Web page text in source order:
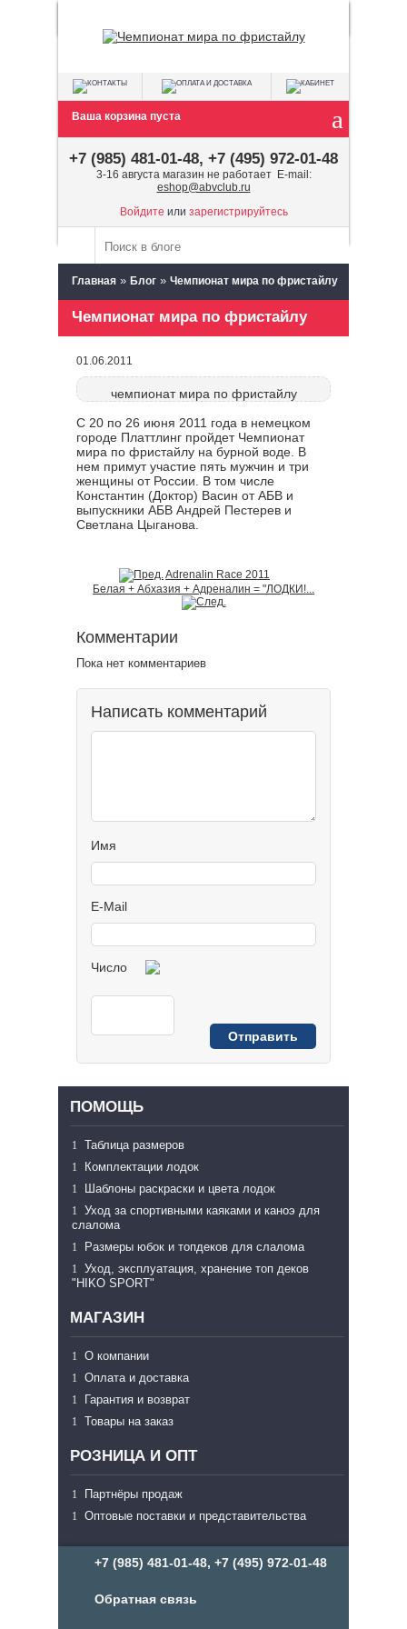
Ваша корзина пуста
+7 (985) 481-01-48, +7 (495) 972-01-48
3-16 августа магазин не работает E-mail:
eshop@abvclub.ru
Войдите или зарегистрируйтесь
Главная » Блог » Чемпионат мира по фристайлу
Чемпионат мира по фристайлу
01.06.2011
чемпионат мира по фристайлу
С 20 по 26 июня 2011 года в немецком
городе Платтлинг пройдет Чемпионат
мира по фристайлу на бурной воде. В
нем примут участие пять мужчин и три
женщины от России. В том числе
Константин (Доктор) Васин от АБВ и
выпускники АБВ Андрей Пестерев и
Светлана Цыганова.
Adrenalin Race 2011
Белая + Абхазия + Адреналин = "ЛОДКИ!...
Комментарии
Пока нет комментариев
Написать комментарий
Имя
E-Mail
Число
ПОМОЩЬ
Таблица размеров
Комплектации лодок
Шаблоны раскраски и цвета лодок
Уход за спортивными каяками и каноэ для
слалома
Размеры юбок и топдеков для слалома
Уход, эксплуатация, хранение топ деков
"HIKO SPORT"
МАГАЗИН
О компании
Оплата и доставка
Гарантия и возврат
Товары на заказ
РОЗНИЦА И ОПТ
Партнёры продаж
Оптовые поставки и представительства
+7 (985) 481-01-48, +7 (495) 972-01-48
Обратная связь